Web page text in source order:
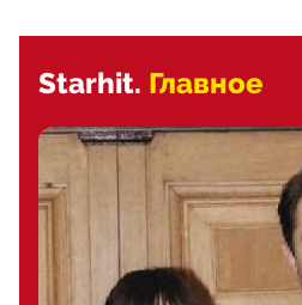
Starhit. Главное